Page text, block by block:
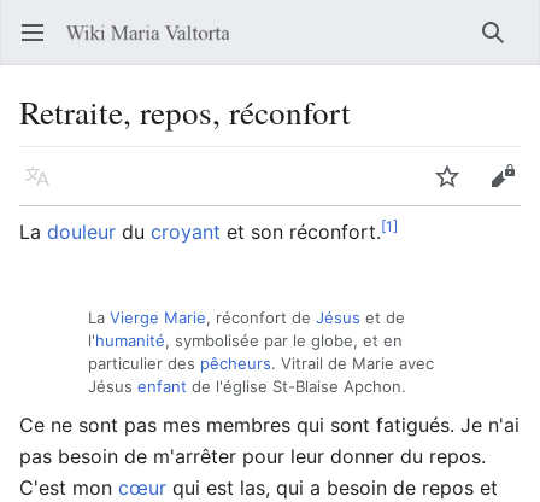
Ouvrir le menu principal
Retraite, repos, réconfort
Langue Suivre
La douleur du croyant et son réconfort.[1]
La Vierge Marie, réconfort de Jésus et de
l'humanité, symbolisée par le globe, et en
particulier des pêcheurs. Vitrail de Marie avec
Jésus enfant de l'église St-Blaise Apchon.
Ce ne sont pas mes membres qui sont fatigués. Je n'ai
pas besoin de m'arrêter pour leur donner du repos.
C'est mon cœur qui est las, qui a besoin de repos et